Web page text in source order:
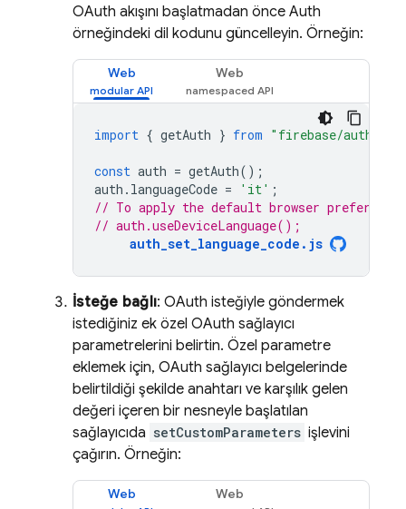
OAuth akışını başlatmadan önce Auth
örneğindeki dil kodunu güncelleyin. Örneğin:
Web Web
import { getAuth } from "firebase/auth"
const auth = getAuth();
auth . languageCode = 'it' ;
// To apply the default browser
// auth.useDeviceLanguage();
auth_set_language_code.js
İsteğe bağlı: OAuth isteğiyle göndermek
istediğiniz ek özel OAuth sağlayıcı
parametrelerini belirtin. Özel parametre
eklemek için, OAuth sağlayıcı belgelerinde
belirtildiği şekilde anahtarı ve karşılık gelen
değeri içeren bir nesneyle başlatılan
sağlayıcıda setCustomParameters işlevini
çağırın. Örneğin:
Web Web